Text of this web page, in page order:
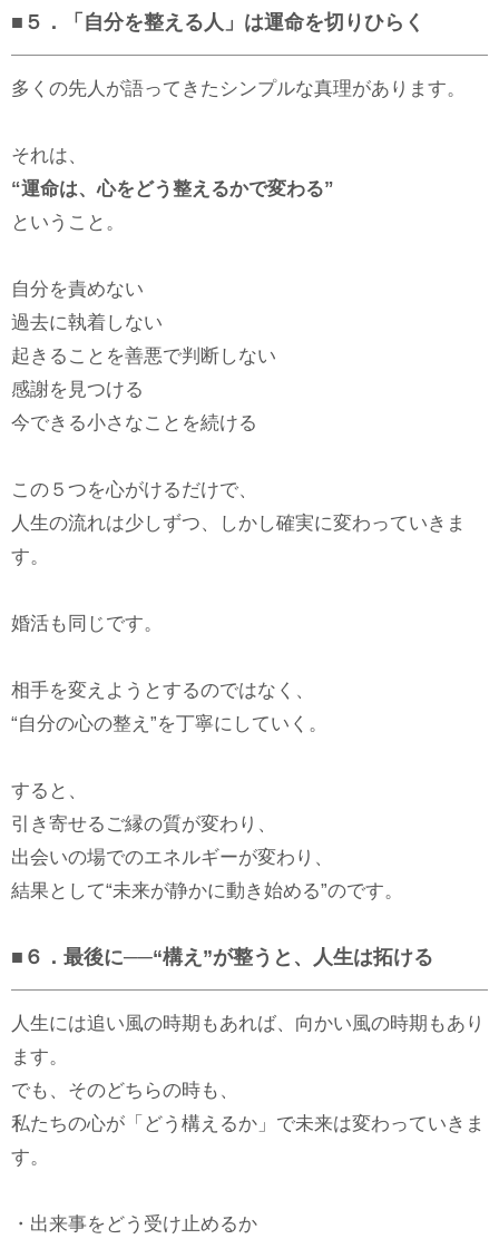
■５．「自分を整える人」は運命を切りひらく
多くの先人が語ってきたシンプルな真理があります。
それは、
“運命は、心をどう整えるかで変わる”
ということ。
自分を責めない
過去に執着しない
起きることを善悪で判断しない
感謝を見つける
今できる小さなことを続ける
この５つを心がけるだけで、
人生の流れは少しずつ、しかし確実に変わっていきま
す。
婚活も同じです。
相手を変えようとするのではなく、
“自分の心の整え”を丁寧にしていく。
すると、
引き寄せるご縁の質が変わり、
出会いの場でのエネルギーが変わり、
結果として“未来が静かに動き始める”のです。
■６．最後に──“構え”が整うと、人生は拓ける
人生には追い風の時期もあれば、向かい風の時期もあり
ます。
でも、そのどちらの時も、
私たちの心が「どう構えるか」で未来は変わっていきま
す。
・出来事をどう受け止めるか